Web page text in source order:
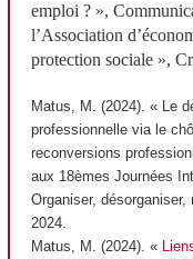
emploi ? »,
l’Association
protection sociale »,
Matus, M. (2024). « Le
professionnelle via le
reconversions
aux 18èmes Journées
Organiser,
2024.
Matus, M. (2024). «